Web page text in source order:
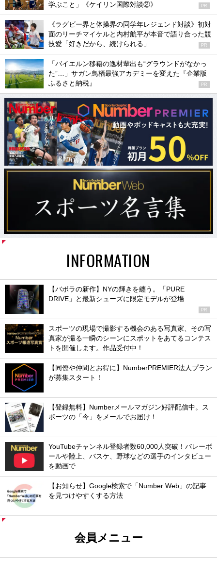
学ぶこと」《ケイリン国際対談②》
PR
《ラグビー界と体操界の同学年レジェンド対談》初対
面のリーチマイケルと内村航平が本音で語り合った競
技愛「好きだから、続けられる」
PR
「バイエルン移籍の逸材輩出も“グラウンドがなかっ
た”…」サガン鳥栖最強アカデミーを変えた『企業版
ふるさと納税』
PR
INFORMATION
【バボラの新作】NYの輝きを纏う。「PURE
DRIVE」と最新シューズに限定モデルが登場
PR
スポーツの現場で撮影する機会のある写真家、その写
真家が撮る一瞬のシーンにスポットをあてるコンテス
トを開催します。作品受付中！
【同僚や仲間とお得に】NumberPREMIER法人プラン
が募集スタート！
【登録無料】Numberメールマガジン好評配信中。ス
ポーツの「今」をメールでお届け！
YouTubeチャンネル登録者数60,000人突破！バレーボ
ールや陸上、バスケ、野球などの選手のインタビュー
を動画で
【お知らせ】Google検索で「Number Web」の記事
を見つけやすくする方法
会員メニュー